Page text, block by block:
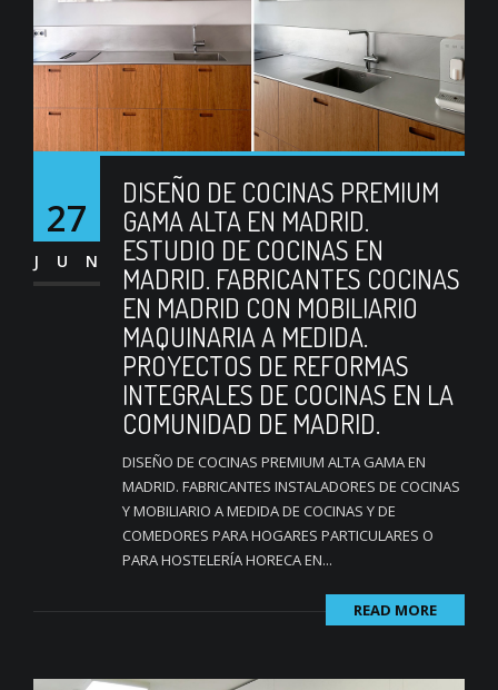
27
JUN
DISEÑO DE COCINAS PREMIUM
GAMA ALTA EN MADRID.
ESTUDIO DE COCINAS EN
MADRID. FABRICANTES COCINAS
EN MADRID CON MOBILIARIO
MAQUINARIA A MEDIDA.
PROYECTOS DE REFORMAS
INTEGRALES DE COCINAS EN LA
COMUNIDAD DE MADRID.
DISEÑO DE COCINAS PREMIUM ALTA GAMA EN
MADRID. FABRICANTES INSTALADORES DE COCINAS
Y MOBILIARIO A MEDIDA DE COCINAS Y DE
COMEDORES PARA HOGARES PARTICULARES O
PARA HOSTELERÍA HORECA EN...
READ MORE